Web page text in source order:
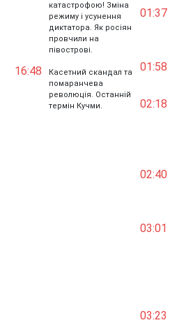
катастрофою! Зміна
режиму і усунення
диктатора. Як росіян
провчили на
півострові.
16:48
Касетний скандал та
помаранчева
революція. Останній
термін Кучми.
01:37
01:58
02:18
02:40
03:01
03:23